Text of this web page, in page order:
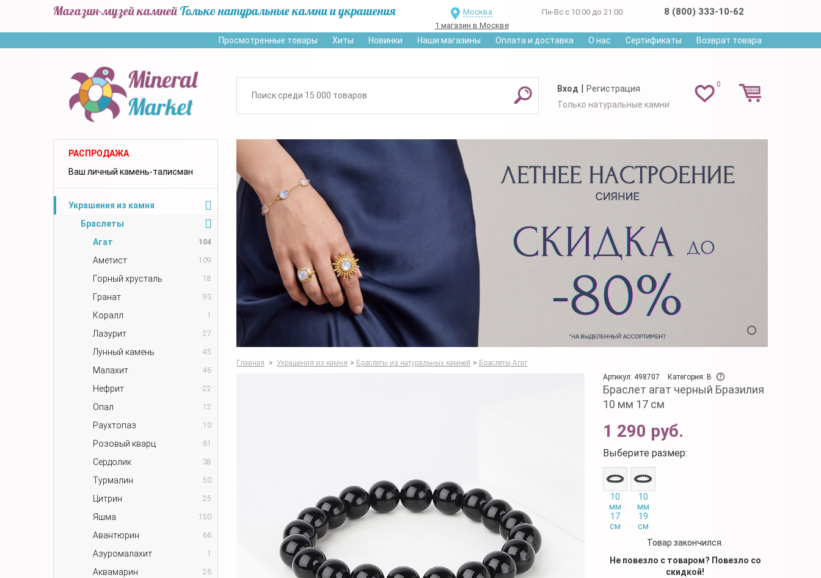
Магазин-музей камней Только натуральные камни и украшения
Москва
1 магазин в Москве
Пн-Вс с 10:00 до 21:00 8 (800) 333-10-62
Просмотренные товары Хиты Новинки Наши магазины Оплата и доставка О нас Сертификаты Возврат товара
0
Вход | Регистрация
Только натуральные камни
РАСПРОДАЖА
Ваш личный камень-талисман
Украшения из камня
Браслеты
Агат
104
Аметист 109
Горный хрусталь 18
Гранат 93
Коралл 1
Лазурит 27
Лунный камень 45
Малахит 46
Нефрит 22
Опал 12
Раухтопаз 10
Розовый кварц 61
Сердолик 38
Турмалин 50
Цитрин 25
Яшма 150
Авантюрин 66
Азуромалахит 1
Аквамарин 26
Главная > Украшения из камня > Браслеты из натуральных камней > Браслеты Агат
Артикул: 498707
Категория: B
Браслет агат черный Бразилия
10 мм 17 см
1 290 руб.
Выберите размер:
10
мм
17
см
10
мм
19
см
Товар закончился.
Не повезло с товаром? Повезло со
скидкой!